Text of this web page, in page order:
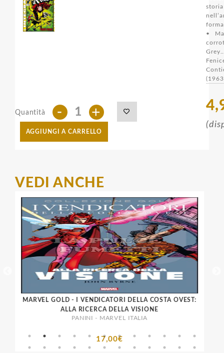
•
Quantità - +
AGGIUNGI A CARRELLO
VEDI ANCHE
MARVEL GOLD - I VENDICATORI DELLA COSTA OVEST:
ALLA RICERCA DELLA VISIONE
PANINI - MARVEL ITALIA
17,00€